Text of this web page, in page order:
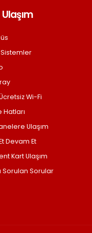
Sistemler
Wi-Fi
Hatları
Ulaşım
Devam Et
Kart Ulaşım
Sorulan Sorular